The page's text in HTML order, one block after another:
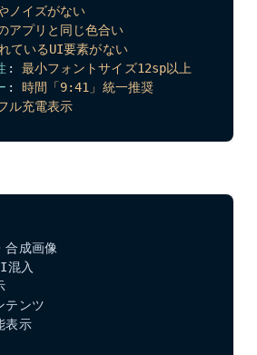
ノイズがない
アプリと同じ色合い
ているUI要素がない
:
最小フォントサイズ12sp以上
:
時間「9:41」統一推奨
ル充電表示
合成画像
混入
テンツ
❌ 誤解を招く機能表示